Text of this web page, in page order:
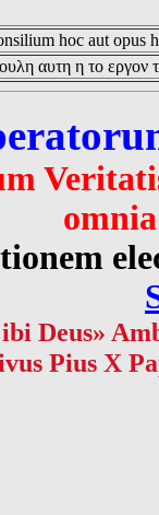
hoc aut opus
αυτη η το εργον
Deus»
Pius X